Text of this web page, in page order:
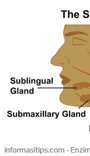
informasitips.com -